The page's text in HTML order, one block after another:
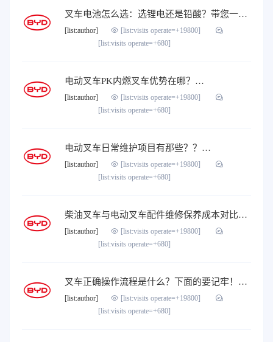
叉车电池怎么选：选锂电还是铅酸？带您一起分析！…
[list:author]
[list:visits operate=+19800]
[list:visits operate=+680]
电动叉车PK内燃叉车优势在哪？…
[list:author]
[list:visits operate=+19800]
[list:visits operate=+680]
电动叉车日常维护项目有那些？？…
[list:author]
[list:visits operate=+19800]
[list:visits operate=+680]
柴油叉车与电动叉车配件维修保养成本对比…
[list:author]
[list:visits operate=+19800]
[list:visits operate=+680]
叉车正确操作流程是什么？下面的要记牢！…
[list:author]
[list:visits operate=+19800]
[list:visits operate=+680]